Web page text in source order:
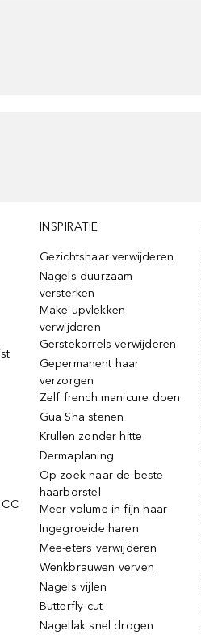
INSPIRATIE
Gezichtshaar verwijderen
Nagels duurzaam
versterken
Make-upvlekken
verwijderen
Gerstekorrels verwijderen
Gepermanent haar
verzorgen
Zelf french manicure doen
Gua Sha stenen
Krullen zonder hitte
Dermaplaning
Op zoek naar de beste
haarborstel
Meer volume in fijn haar
Ingegroeide haren
Mee-eters verwijderen
Wenkbrauwen verven
Nagels vijlen
Butterfly cut
Nagellak snel drogen